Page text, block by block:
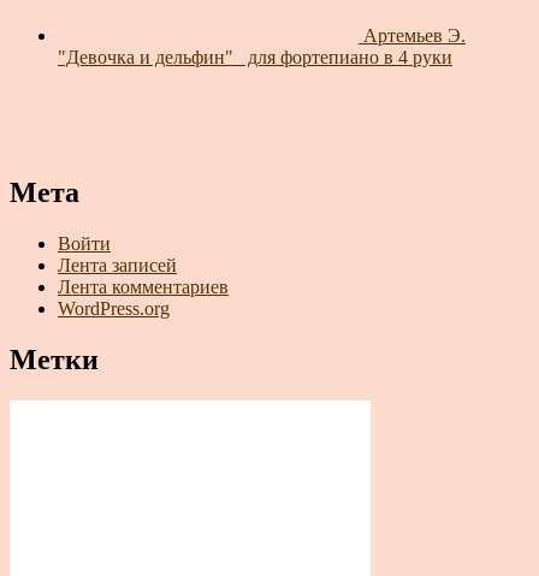
Артемьев Э.
"Девочка и дельфин"_ для фортепиано в 4 руки
Мета
Войти
Лента записей
Лента комментариев
WordPress.org
Метки